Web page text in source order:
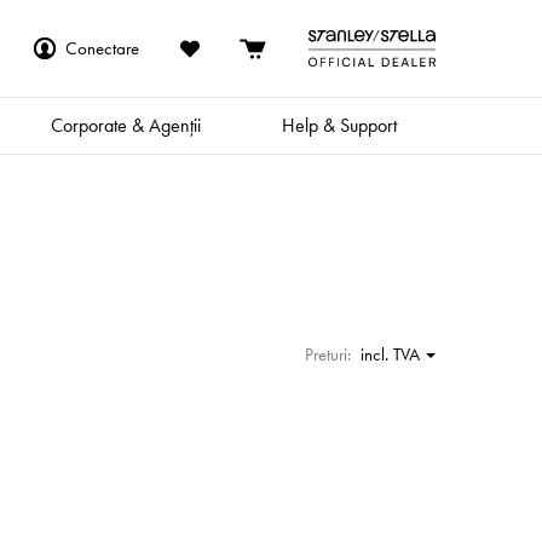
Conectare
Corporate & Agenții Help & Support
Preturi: incl. TVA